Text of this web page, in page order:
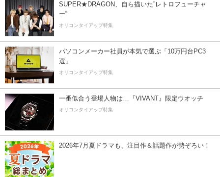
SUPER★DRAGON、自ら描いた”レトロフューチャ
ー”
オリコンタイアップ特集
パソコンメーカー社員が本気で選ぶ「10万円台PC3
選」
オリコンタイアップ特集
一番似合う登場人物は…『VIVANT』限定ウオッチ
オリコンタイアップ特集
2026年7月夏ドラマも、注目作＆話題作が勢ぞろい！